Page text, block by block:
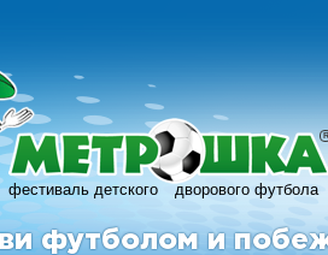
фестиваль детского дворового футбола
R
футболом и